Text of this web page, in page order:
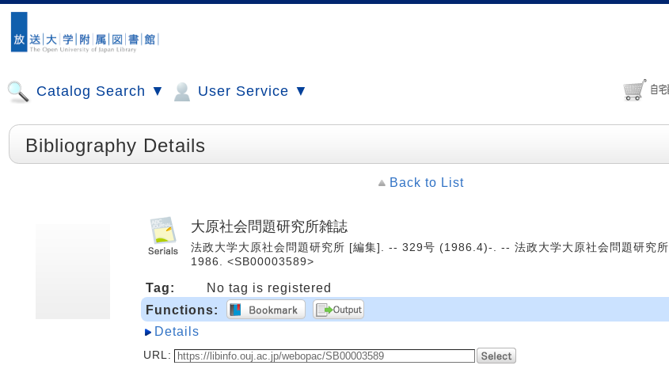
Catalog Search ▼ User Service ▼
Bibliography Details
Back to List
大原社会問題研究所雑誌
法政大学大原社会問題研究所 [編集]. -- 329号 (1986.4)-. -- 法政大学大原社会問題研究所,
1986. <SB00003589>
Tag:
No tag is registered
Functions:
Details
URL: